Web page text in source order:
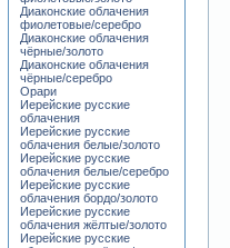
Диаконские облачения
фиолетовые/серебро
Диаконские облачения
чёрные/золото
Диаконские облачения
чёрные/серебро
Орари
Иерейские русские
облачения
Иерейские русские
облачения белые/золото
Иерейские русские
облачения белые/серебро
Иерейские русские
облачения бордо/золото
Иерейские русские
облачения жёлтые/золото
Иерейские русские